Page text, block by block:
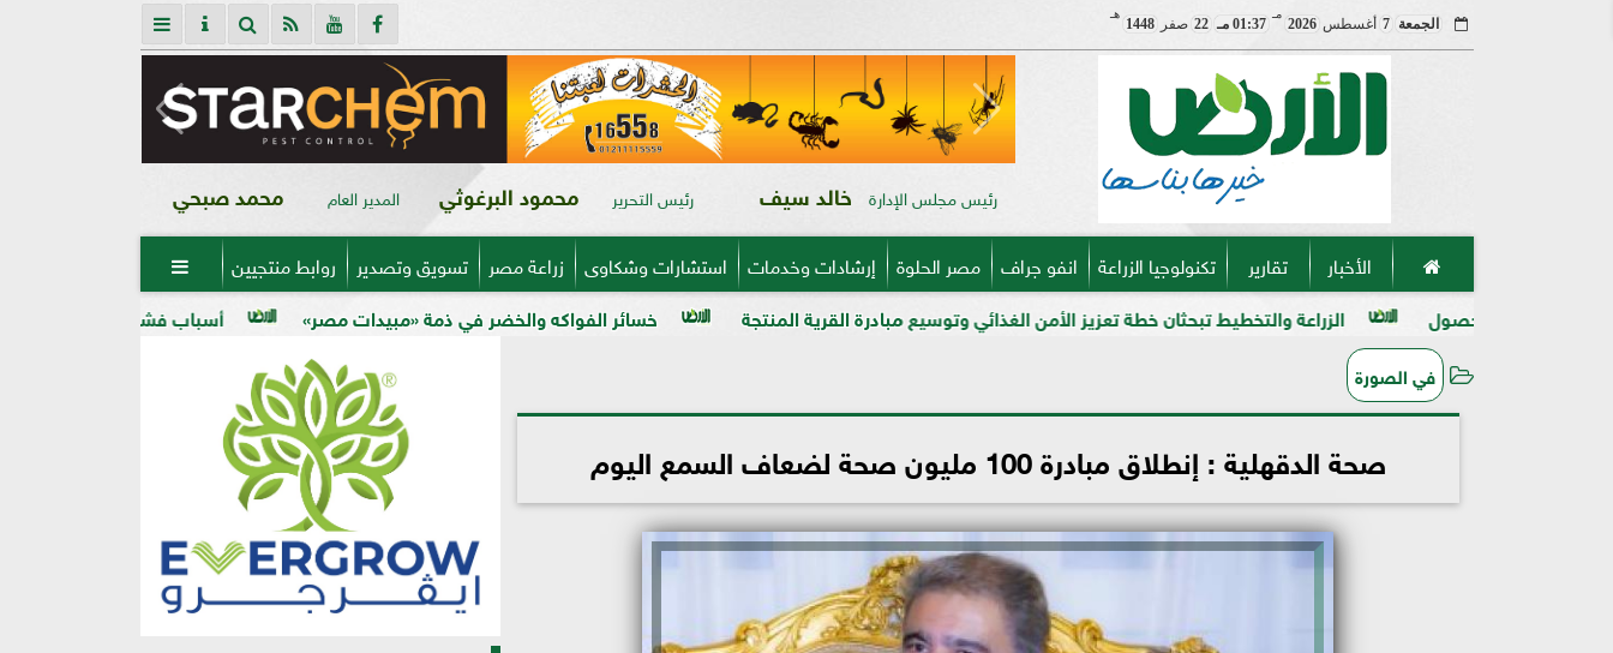
الجمعة 7 أغسطس2026
مـ
01:37 مـ 22 صفر 1448
هـ
رئيس مجلس الإدارة خالد سيف رئيس التحرير محمود البرغوثي المدير العام محمد صبحي
الأخبار تقارير تكنولوجيا الزراعة انفو جراف مصر الحلوة إرشادات وخدمات استشارات وشكاوى زراعة مصر تسويق وتصدير روابط منتجيين 
أسباب فشل تحجيم الخوخ في الأرض الكلسية خسائر الفواكه والخضر في ذمة «مبيدات مصر» الزراعة والتخطيط تبحثان خطة تعزيز الأمن الغذائي وتوسيع مبادرة القرية المنتجة
في الصورة
صحة الدقهلية : إنطلاق مبادرة 100 مليون صحة لضعاف السمع اليوم